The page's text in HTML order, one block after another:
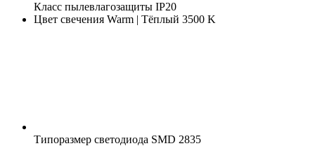
Класс пылевлагозащиты IP20
Цвет свечения Warm | Тёплый 3500 K
Типоразмер светодиода SMD 2835